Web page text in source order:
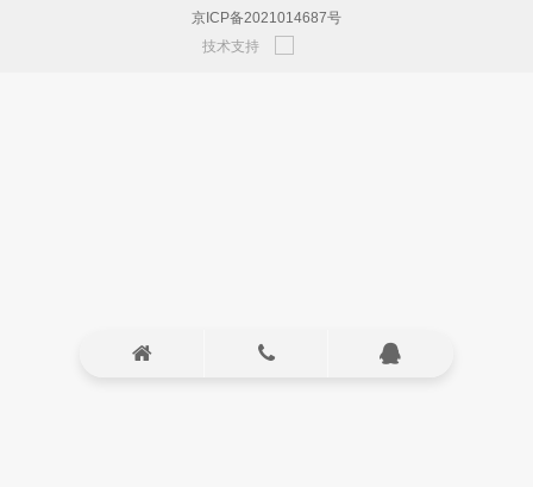
京ICP备2021014687号
技术支持